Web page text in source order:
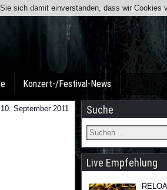
Kontakt Facebook Instagram
Konzert-/Festival-News
10. September 2011 Suche
Live Empfehlung
sich damit einverstanden, dass wir Cookies